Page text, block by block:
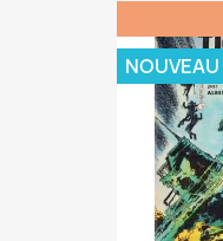
NOUVEAU